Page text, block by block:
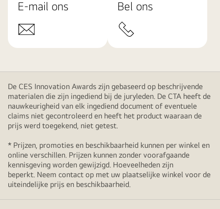
E-mail ons Bel ons
De CES Innovation Awards zijn gebaseerd op beschrijvende
materialen die zijn ingediend bij de juryleden. De CTA heeft de
nauwkeurigheid van elk ingediend document of eventuele
claims niet gecontroleerd en heeft het product waaraan de
prijs werd toegekend, niet getest.
* Prijzen, promoties en beschikbaarheid kunnen per winkel en
online verschillen. Prijzen kunnen zonder voorafgaande
kennisgeving worden gewijzigd. Hoeveelheden zijn
beperkt. Neem contact op met uw plaatselijke winkel voor de
uiteindelijke prijs en beschikbaarheid.